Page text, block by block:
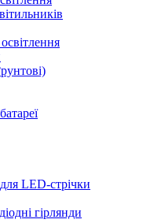
LED-стрічки
гірлянди